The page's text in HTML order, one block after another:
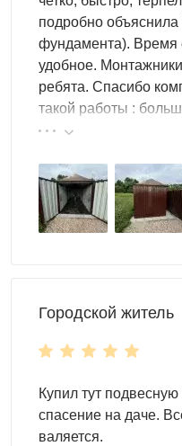
высота у основания
Цвет можно выбрать
также доступны другие,
индивидуальному запросу.
подготовка фундамента,
фундаментные блоки.
подробно
фундамента). Время
удобное.
ребята. Спасибо
такой работы :
реальные цены.
Городской житель
Купил тут
спасение на даче.
валяется.